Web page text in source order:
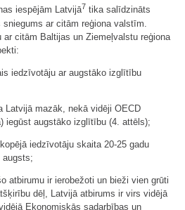
iespējām Latvijā7 tika salīdzināts
ar citām reģiona valstīm.
citām Baltijas un Ziemeļvalstu reģiona
iedzīvotāju ar augstāko izglītību
Latvijā mazāk, nekā vidēji OECD
iegūst augstāko izglītību (4. attēls);
iedzīvotāju skaita 20-25 gadu
augsts;
atbirumu ir ierobežoti un bieži vien grūti
dēļ, Latvijā atbirums ir virs vidējā
Ekonomiskās sadarbības un